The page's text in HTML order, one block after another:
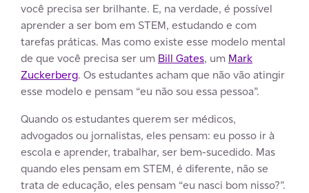
você precisa ser brilhante. E, na verdade, é possível
aprender a ser bom em STEM, estudando e com
tarefas práticas. Mas como existe esse modelo mental
de que você precisa ser um Bill Gates, um Mark
Zuckerberg. Os estudantes acham que não vão atingir
esse modelo e pensam “eu não sou essa pessoa”.
Quando os estudantes querem ser médicos,
advogados ou jornalistas, eles pensam: eu posso ir à
escola e aprender, trabalhar, ser bem-sucedido. Mas
quando eles pensam em STEM, é diferente, não se
trata de educação, eles pensam “eu nasci bom nisso?”.